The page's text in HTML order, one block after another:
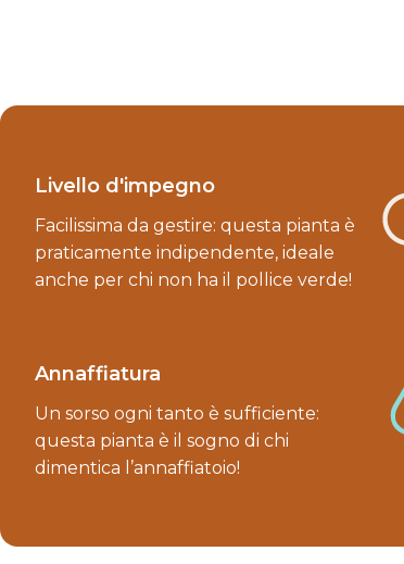
Livello d'impegno
Facilissima da gestire: questa pianta è
praticamente indipendente, ideale
anche per chi non ha il pollice verde!
Annaffiatura
Un sorso ogni tanto è sufficiente:
questa pianta è il sogno di chi
dimentica l’annaffiatoio!